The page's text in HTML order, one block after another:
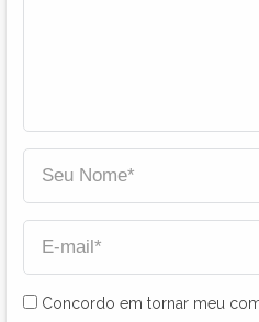
Concordo em tornar meu